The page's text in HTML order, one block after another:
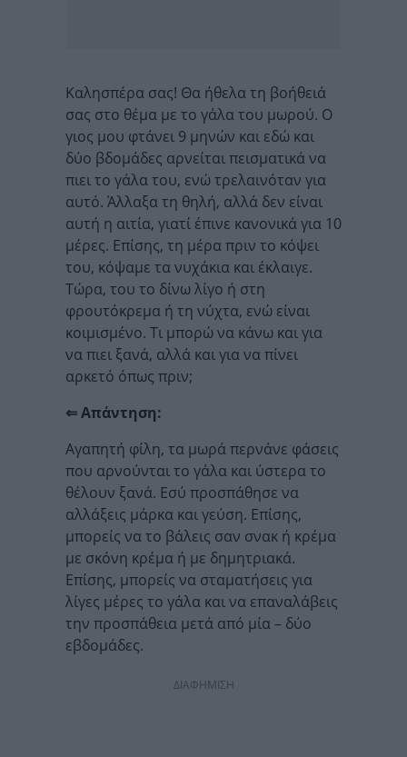
Καλησπέρα σας! Θα ήθελα τη βοήθειά
σας στο θέμα με το γάλα του μωρού. Ο
γιος μου φτάνει 9 μηνών και εδώ και
δύο βδομάδες αρνείται πεισματικά να
πιει το γάλα του, ενώ τρελαινόταν για
αυτό. Άλλαξα τη θηλή, αλλά δεν είναι
αυτή η αιτία, γιατί έπινε κανονικά για 10
μέρες. Επίσης, τη μέρα πριν το κόψει
του, κόψαμε τα νυχάκια και έκλαιγε.
Τώρα, του το δίνω λίγο ή στη
φρουτόκρεμα ή τη νύχτα, ενώ είναι
κοιμισμένο. Τι μπορώ να κάνω και για
να πιει ξανά, αλλά και για να πίνει
αρκετό όπως πριν;
⇐ Απάντηση:
Αγαπητή φίλη, τα μωρά περνάνε φάσεις
που αρνούνται το γάλα και ύστερα το
θέλουν ξανά. Εσύ προσπάθησε να
αλλάξεις μάρκα και γεύση. Επίσης,
μπορείς να το βάλεις σαν σνακ ή κρέμα
με σκόνη κρέμα ή με δημητριακά.
Επίσης, μπορείς να σταματήσεις για
λίγες μέρες το γάλα και να επαναλάβεις
την προσπάθεια μετά από μία – δύο
εβδομάδες.
ΔΙΑΦΗΜΙΣΗ